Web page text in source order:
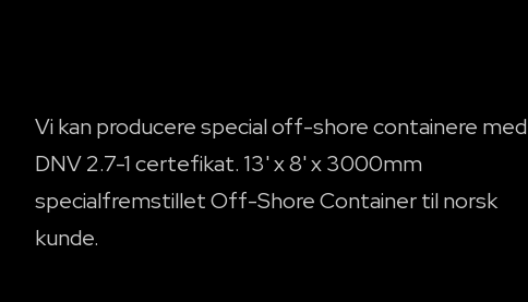
​Vi kan producere special off-shore containere med
DNV 2.7-1 certefikat. 13' x 8' x 3000mm
specialfremstillet Off-Shore Container til norsk
kunde.